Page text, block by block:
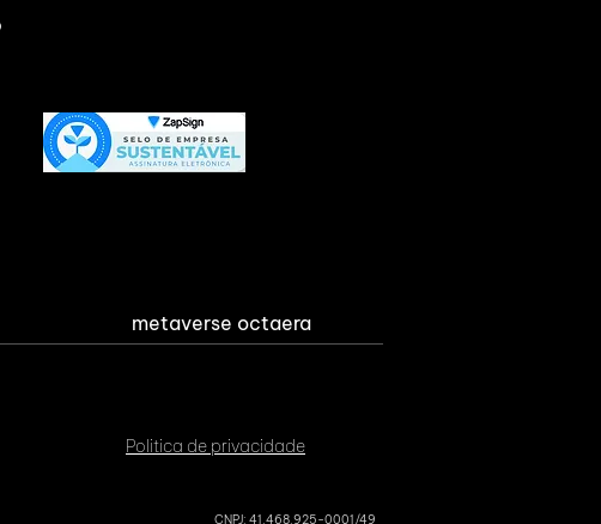
metaverse octaera
Politica de privacidade
CNPJ: 41.468.925-0001/49